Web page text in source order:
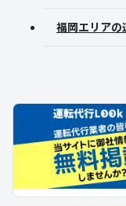
福岡エリア